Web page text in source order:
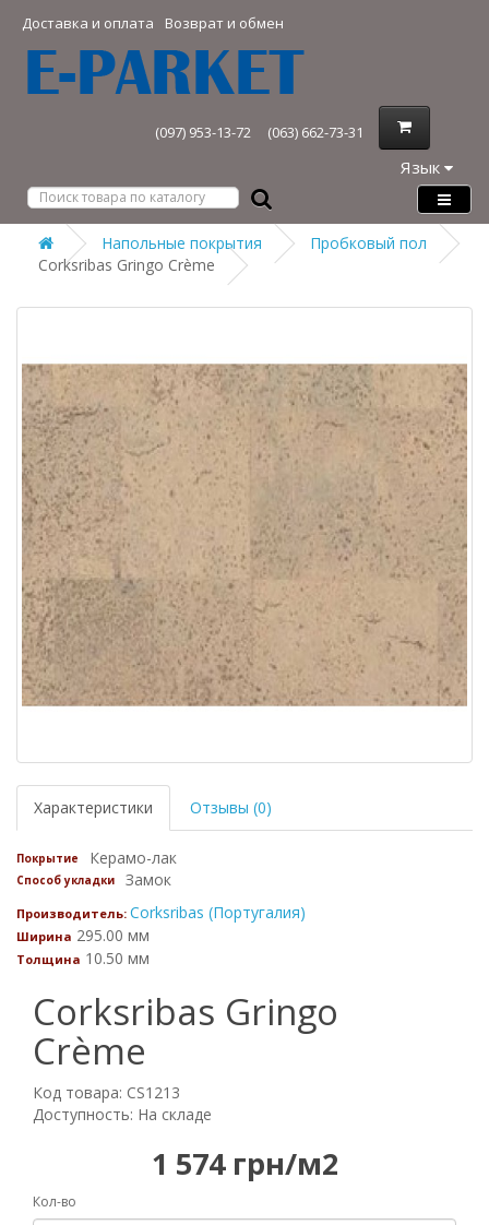
Доставка и оплата Возврат и обмен
(097) 953-13-72 (063) 662-73-31
Язык
Напольные покрытия
Пробковый пол
Corksribas Gringo Crème
Характеристики Отзывы (0)
Покрытие Керамо-лак
Способ укладки Замок
Производитель: Corksribas (Португалия)
Ширина 295.00 мм
Толщина 10.50 мм
Corksribas Gringo
Crème
Код товара: CS1213
Доступность: На складе
1 574 грн/м2
Кол-во